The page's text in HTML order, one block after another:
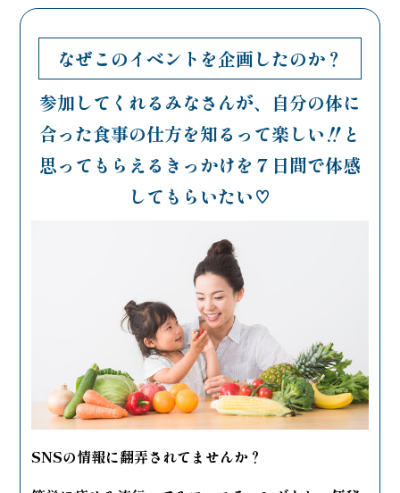
なぜこのイベントを企画したのか？
参加してくれるみなさんが、自分の体に
合った食事の仕方を知るって楽しい‼️と
思ってもらえるきっかけを７日間で体感
してもらいたい♡
SNSの情報に翻弄されてませんか？